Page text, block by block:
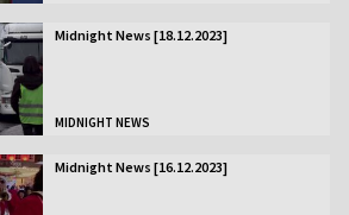
Midnight News [18.12.2023]
MIDNIGHT NEWS
Midnight News [16.12.2023]